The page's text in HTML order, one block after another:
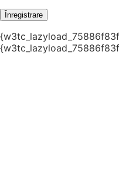
Înregistrare